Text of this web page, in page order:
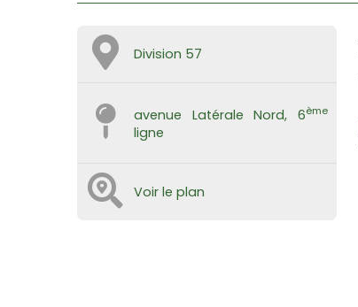
Division 57
avenue Latérale Nord, 6ème
ligne
Voir le plan